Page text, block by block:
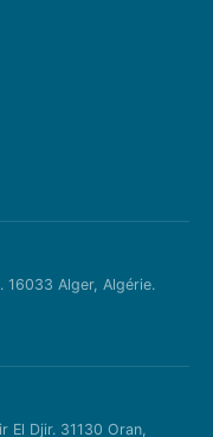
16033 Alger, Algérie.
El Djir. 31130 Oran,